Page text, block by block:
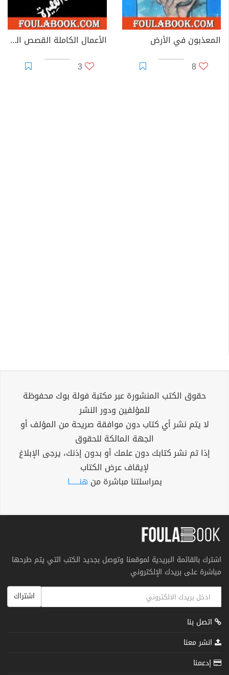
المعذبون في الأرض
8
الأعمال الكاملة القصص القصيرة الجزء الثاني
3
حقوق الكتب المنشورة عبر مكتبة فولة بوك محفوظة
للمؤلفين ودور النشر
لا يتم نشر أي كتاب دون موافقة صريحة من المؤلف أو
الجهة المالكة للحقوق
إذا تم نشر كتابك دون علمك أو بدون إذنك، يرجى الإبلاغ
لإيقاف عرض الكتاب
بمراسلتنا مباشرة من هنــــــا
اشترك بالقائمة البريدية لموقعنا وتوصل بجديد الكتب التي يتم طرحها
مباشرة على بريدك الإلكتروني
اشتراك
اتصل بنا
انشر معنا
إدعمنا